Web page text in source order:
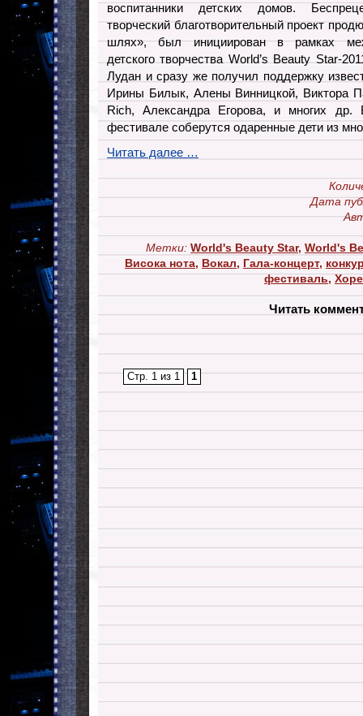
воспитанники детских домов.
творческий благотворительный проект
шлях», был инициирован в рамках
детского творчества World’s Beauty Star-
Лудан и сразу же получил поддержку
Ирины Билык, Алены Винницкой, Виктора
Rich, Александра Егорова, и многих
фестивале соберутся одаренные дети из
Читать далее …
Дата
Метки: World's Beauty Star, World's
Висока нота, Вокал, Гала-концерт,
фестиваль,
Читать
Стр. 1 из 1 1